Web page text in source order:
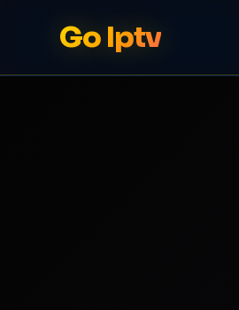
Go Iptv